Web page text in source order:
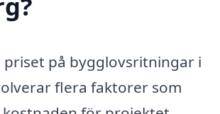
på bygglovsritningar i
flera faktorer som